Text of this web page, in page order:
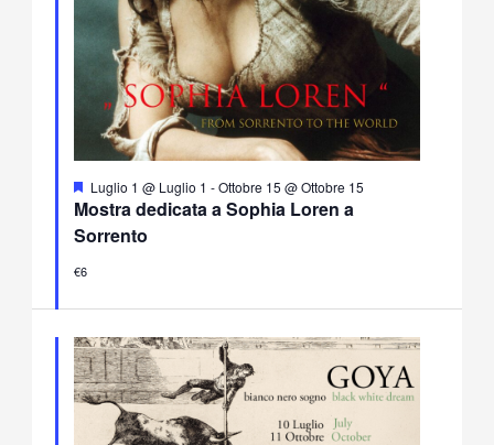
Mostra dedicata a Sophia Loren a
Sorrento
Segnalati
Luglio 1 @ Luglio 1 -Ottobre 15 @ Ottobre 15
€6